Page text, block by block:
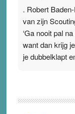
. Robert
van zijn
‘Ga nooit pal
want dan krijg
je dubbelklapt